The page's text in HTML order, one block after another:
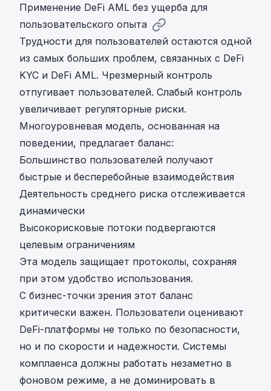
Применение DeFi AML без ущерба для
пользовательского опыта
Трудности для пользователей остаются одной
из самых больших проблем, связанных с DeFi
KYC и DeFi AML. Чрезмерный контроль
отпугивает пользователей. Слабый контроль
увеличивает регуляторные риски.
Многоуровневая модель, основанная на
поведении, предлагает баланс:
Большинство пользователей получают
быстрые и бесперебойные взаимодействия
Деятельность среднего риска отслеживается
динамически
Высокорисковые потоки подвергаются
целевым ограничениям
Эта модель защищает протоколы, сохраняя
при этом удобство использования.
С бизнес-точки зрения этот баланс
критически важен. Пользователи оценивают
DeFi-платформы не только по безопасности,
но и по скорости и надежности. Системы
комплаенса должны работать незаметно в
фоновом режиме, а не доминировать в